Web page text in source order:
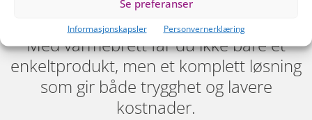
Se preferanser
Informasjonskapsler Personvernerklæring
Med varmebrett får du ikke bare et
enkeltprodukt, men et komplett løsning
som gir både trygghet og lavere
kostnader.